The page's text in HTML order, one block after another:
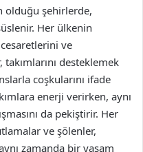
olduğu şehirlerde,
Her ülkenin
ve
takımlarını desteklemek
coşkularını ifade
enerji verirken, aynı
da pekiştirir. Her
ve şölenler,
zamanda bir yaşam